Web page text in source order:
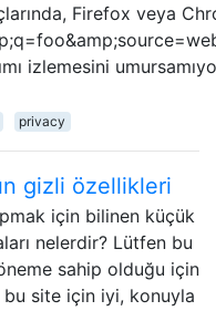
Firefox veya
izlemesini
privacy
gizli özellikleri
için bilinen küçük
nelerdir? Lütfen bu
sahip olduğu için
site için iyi, konuyla